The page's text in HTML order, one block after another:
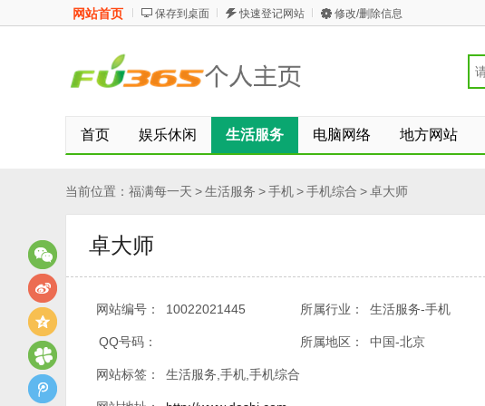
网站首页 保存到桌面 快速登记网站 修改/删除信息
首页 娱乐休闲 生活服务 电脑网络 地方网站
当前位置： 福满每一天 >生活服务 >手机>手机综合 >卓大师
卓大师
网站编号： 10022021445 所属行业： 生活服务-手机
QQ号码： 所属地区： 中国-北京
网站标签： 生活服务,手机,手机综合